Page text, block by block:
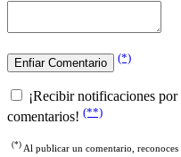
comentarios!(**)
nuestrostérminos y condiciones.